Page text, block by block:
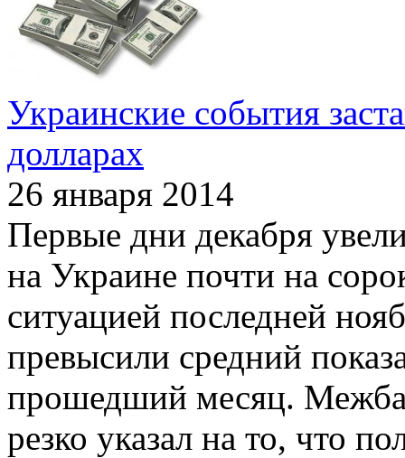
Украинские события
долларах
26 января 2014
Первые дни декабря
на Украине почти на
ситуацией последней
превысили средний
прошедший месяц.
резко указал на то, что